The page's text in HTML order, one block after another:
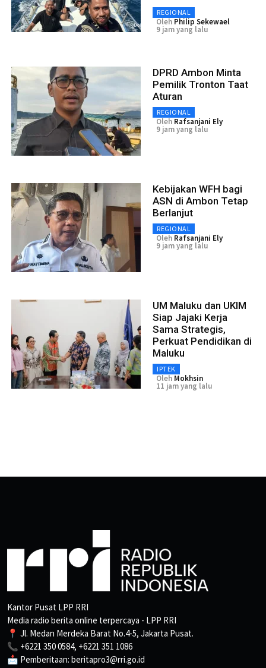
REGIONAL
Oleh Philip Sekewael
9 jam yang lalu
DPRD Ambon Minta
Pemilik Tronton Taat
Aturan
REGIONAL
Oleh Rafsanjani Ely
9 jam yang lalu
Kebijakan WFH bagi
ASN di Ambon Tetap
Berlanjut
REGIONAL
Oleh Rafsanjani Ely
9 jam yang lalu
UM Maluku dan UKIM
Siap Jajaki Kerja
Sama Strategis,
Perkuat Pendidikan di
Maluku
IPTEK
Oleh Mokhsin
11 jam yang lalu
Kantor Pusat LPP RRI
Media radio berita online terpercaya - LPP RRI
📍 Jl. Medan Merdeka Barat No.4-5, Jakarta Pusat.
📞 +6221 350 0584, +6221 351 1086
📩 Pemberitaan: beritapro3@rri.go.id